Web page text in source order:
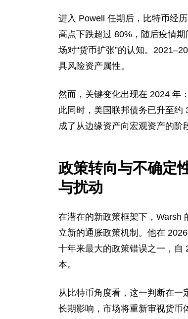
进入 Powell 任期后，比特币经
高点下跌超过 80%，随后疫情
场对“货币扩张”的认知。
具风险资产属性。
然而，关键变化出现在 2024 年
此同时，美国联邦债务已升至约
成了从边缘资产向宏观资产的阶
政策转向与不确定
与扰动
在潜在的新政策框架下，Warsh
立新的通胀政策机制。他在
十年来最大的政策错误之一，自
本。
从比特币角度看，这一判断在一
长期影响，市场将重新审视货币